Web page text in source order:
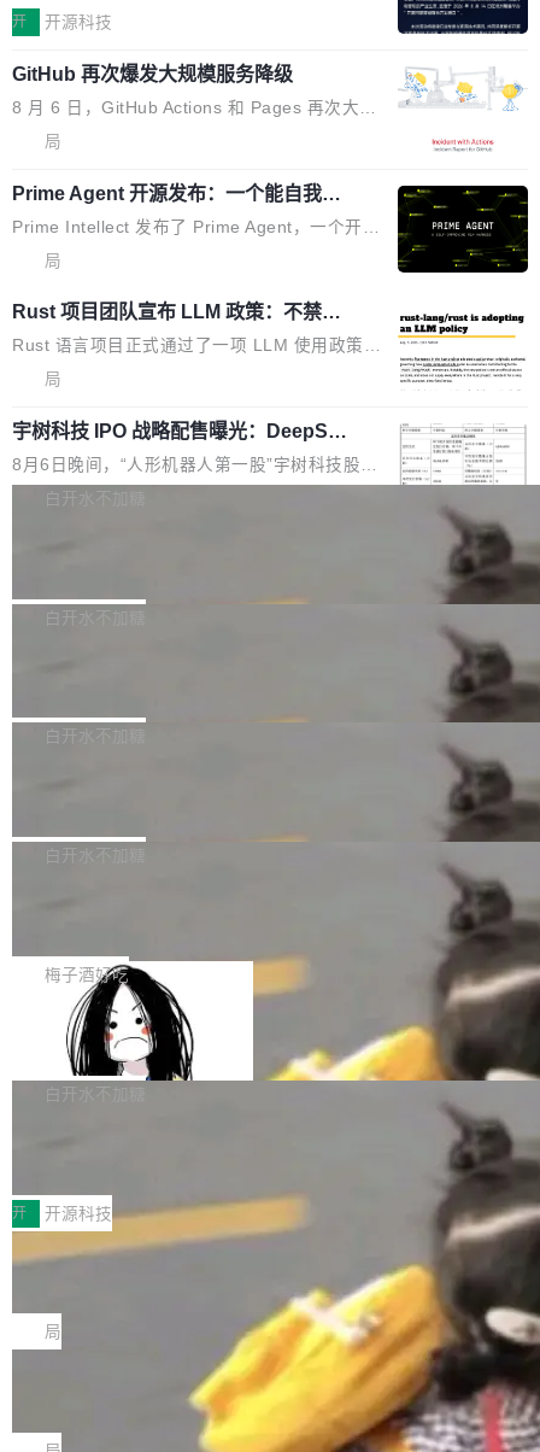
度宣传的。」 这才是真正的痛点。不是所有论文
都有问题，是最吸引眼球的那批论文最有问题。
他引用的帖子来自 Mathew Shen，一位 ICLR 2
026 的读者：「看了篇 ...
认为现代 AI 领域最重要的三个开源项目。 第一
理由很具体。FA 系列不需要解释，但 FA2 是他
认为最重要的一个——复杂度恰到好处，刚好能
驱动你去学 CuTe，但还没被那些"邪恶的" Hopp
键的是 FA2 的持久性...
单点设备迈向智能化、网联化、协同化发展。作
鸿蒙通过统一技术底座和分布式能力，为不同类
型智能设备的开发、连接与互联提供关键支撑，
也为产业链企业探索产品创新与商业增长打开新
（OHDD：OpenHarmony Hardware Develope
r Day）将在杭州启航。活动面向智能硬件产业
链企业和开发者，邀请行业专家与资深技术顾
配、功耗与稳定性调优、兼容性测评及统一互联
等内容展开系统讲解和实战交流，帮助企业进一
开 开源科技
GitHub 再次爆发大规模服务降级
8 月 6 日，GitHub Actions 和 Pages 再次大规
模服务降级，Actions 完全不可用超过 5 小时，
障无法工作。Pages、Copilot code review、C
opilot coding agent 全部受影响。从检测到完全
恢复，大约 12 小时。 这是 2026 年 8 月的第六
Hub 员工 kdaigle 在 HN 讨论中贴出了一组数
据：2025 年全年 10 亿次 commit。现在，每周
2.75 亿次，全年预计 140 亿次。GitHub...
局
Prime Agent 开源发布：一个能自我改
进的编程 Agent，ARC-AGI 3 超越人类
专家基线
Prime Intellect 发布了 Prime Agent，一个开源
的编程 Agent Harness，核心设计围绕两个抽
ontinual Harness。在 ARC-AGI 3 基准测试
上，Prime Agent + Opus 5 的组合达到了 95.
5% RHAE Best@1，超过了 ARC 报告的人类专
器 Prime Agent 的架构和市面上大多数 coding
agent 有本质区别。大多数 agent harness 的设
计是基于早期模型的能力—...
局
Rust 项目团队宣布 LLM 政策：不禁
止，但你要承认哪些代码不是你写的
Rust 语言项目正式通过了一项 LLM 使用政策，
覆盖 rust-lang/rust 单一仓库的代码贡献。这不
但它可能是主流开源项目中关于 AI 辅助贡献最
细致的一份规则。 政策的核心只有一句话：LLM
可以用来分析、提炼、审阅、建议，但不能用来
不得生成涉及安全性的关键变更，除非作者本身
局
宇树科技 IPO 战略配售曝光：DeepSe
ek 获配 93.3 万股，锁定 36 个月
8月6日晚间，“人形机器人第一股”宇树科技股份
有限公司披露IPO发行价格及战略配售结果，杭
36个月。 公告显示，本次宇树科技战略配售对
员工参与设立的专项资产管理计划。其中，Dee
获配9...
白开水不加糖
Bug fixes and enhancements 修复多次传递同
一个回归问题，该问题导致拉取镜像时会拒绝包
题，该问题可能导致在旧版 Linux 内核...
白开水不加糖
e 孵化器项目管理委员会（IPMC）投票中获得
P）！这一里程碑不仅标志着 Fluss 迈入新的发
白开水不加糖
长期停止内容更新，未能实现其作为“AI版维基百
提交的编辑请求也长期处于待处理状态。 Groki
pedia 于去年底上线，定位为由人工智能生成内
容的百科平台，被马斯克视为传统众包百科网站
维基百科的替代方案。Lawfare 调查发现，无论
热门页面还是低关注度页面，均未出现近期更
白开水不加糖
是这样的：配 MessageSource 的 Bean、写 R
eloadableResourceBundleMessageSource、
声明 LocaleResolver、注册 LocaleChangeInt
erceptor…五六步之后才能看到第一行翻译文
本。 Solon 换了个方式。整个 i18n 模块围绕三
梅子酒好吃
Apache Doris 4.1 全面增强 Iceberg：
支持 UPDATE、MERGE INTO 与 Iceb
erg V3
Apache Doris 4.1 要补齐的，正是缺失的那一
半。在已有查询能力的基础上，Doris 进一步支
常维护操作，并完整支持 Iceberg V3 格式。
白开水不加糖
村国家自主创新示范区会议中心开幕。本届大会
由中关村智联软件服务业质量创新联盟主办，以
“智构可信·质创未来——AI原生时代的质量新范
式”为主题，直面AI从实验室走向规模化产业落地
的核心质量命题。会上，《2026智能研发生产力
工具选型手册》发布，Testin云测的Testin XAge
nt智能测试系统入选AI测试领域代表产品。对CI
O而言，这提示了一个转变：AI测试正在从效率
工具升级为企业的质量基础设施。 CIO面对的新
开 开源科技
让非法状态不可表示：一篇关于 ADT
有一种东西，一旦用过就回不去了。Alex Fedos
eev 管它叫"软件设计的基石"。 他说的东西不新
鲜——代数数据类型（ADT），尤其是和类型
（sum type）。但他说清楚了一件事：这不是类
型系统的学术体操，是日常编码的思维方式。 文
章从一个简单的例子切入。一个网站的深色主题
局
Cloudflare 开源内部企业 AI 平台 Clou
Cloudflare 发布了一个开源项目 Cloudflare O
S。如果你只看官方博客，你会觉得这是又一